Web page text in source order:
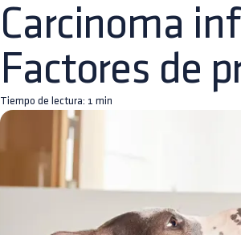
Carcinoma
Factores de
Tiempo de lectura: 1 min